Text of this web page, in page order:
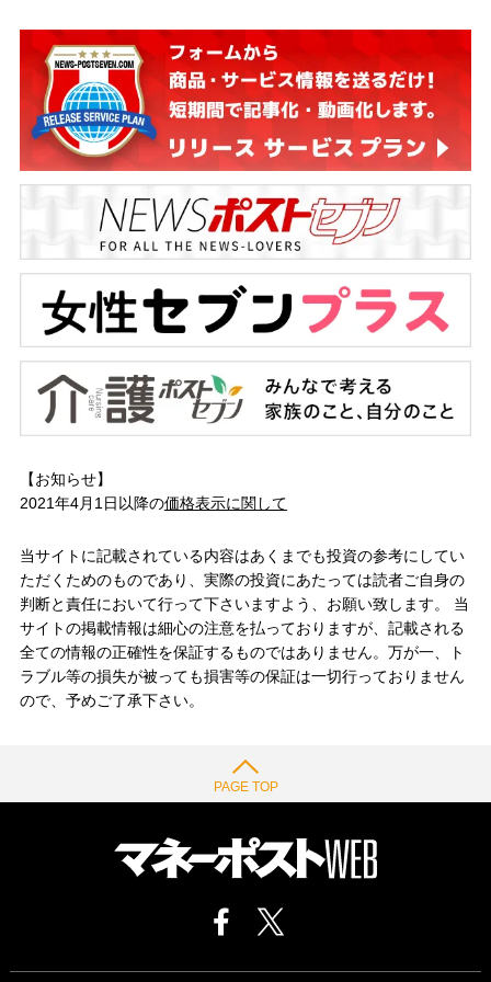
【お知らせ】
2021年4月1日以降の価格表示に関して
当サイトに記載されている内容はあくまでも投資の参考にしてい
ただくためのものであり、実際の投資にあたっては読者ご自身の
判断と責任において行って下さいますよう、お願い致します。 当
サイトの掲載情報は細心の注意を払っておりますが、記載される
全ての情報の正確性を保証するものではありません。万が一、ト
ラブル等の損失が被っても損害等の保証は一切行っておりません
ので、予めご了承下さい。
PAGE TOP